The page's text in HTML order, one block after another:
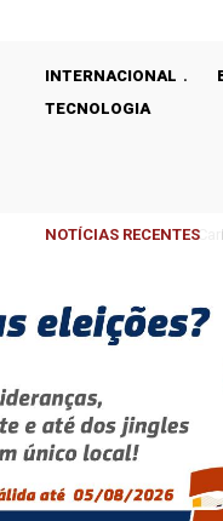
INTERNACIONAL
TECNOLOGIA
NOTÍCIAS RECENTES